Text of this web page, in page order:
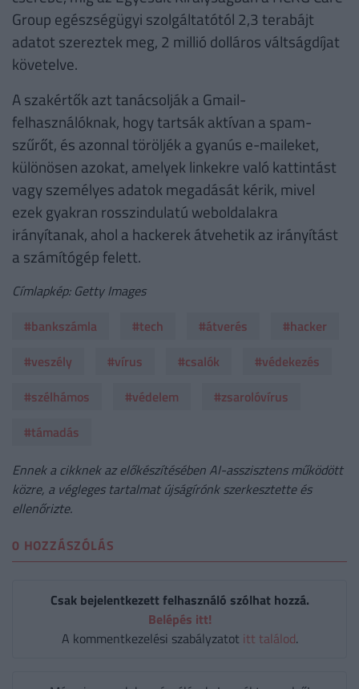
Group egészségügyi szolgáltatótól 2,3 terabájt
adatot szereztek meg, 2 millió dolláros váltságdíjat
követelve.
A szakértők azt tanácsolják a Gmail-
felhasználóknak, hogy tartsák aktívan a spam-
szűrőt, és azonnal töröljék a gyanús e-maileket,
különösen azokat, amelyek linkekre való kattintást
vagy személyes adatok megadását kérik, mivel
ezek gyakran rosszindulatú weboldalakra
irányítanak, ahol a hackerek átvehetik az irányítást
a számítógép felett.
Címlapkép: Getty Images
#bankszámla
#tech #átverés
#hacker
#veszély
#vírus #csalók
#védekezés
#szélhámos
#védelem
#zsarolóvírus
#támadás
Ennek a cikknek az előkészítésében AI-asszisztens működött
közre, a végleges tartalmat újságírónk szerkesztette és
ellenőrizte.
0 HOZZÁSZÓLÁS
Csak bejelentkezett felhasználó szólhat hozzá.
Belépés itt!
A kommentkezelési szabályzatot itt találod.